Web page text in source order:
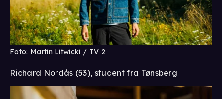
Foto: Martin Litwicki / TV 2
Richard Nordås (53), student fra Tønsberg